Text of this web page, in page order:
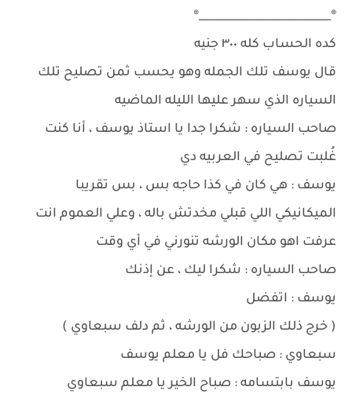
®________________________®
كده الحساب كله ٣٠٠ جنيه
قال يوسف تلك الجمله وهو يحسب ثمن تصليح تلك
السياره الذي سهر عليها الليله الماضيه
صاحب السياره : شكرا جدا يا استاذ يوسف ، أنا كنت
غُلبت تصليح في العربيه دي
يوسف : هي كان في كذا حاجه بس ، بس تقريبا
الميكانيكي اللي قبلي مخدتش باله ، وعلي العموم انت
عرفت اهو مكان الورشه تنورني في أي وقت
صاحب السياره : شكرا ليك ، عن إذنك
يوسف : اتفضل
( خرج ذلك الزبون من الورشه ، ثم دلف سبعاوي )
سبعاوي : صباحك فل يا معلم يوسف
يوسف بابتسامه : صباح الخير يا معلم سبعاوي